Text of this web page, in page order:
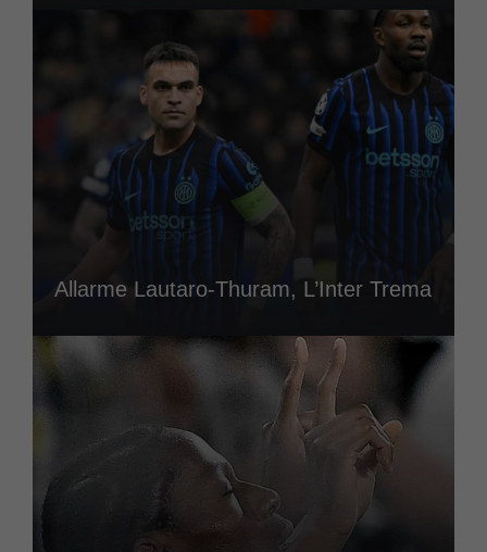
Allarme Lautaro-Thuram, L’Inter Trema